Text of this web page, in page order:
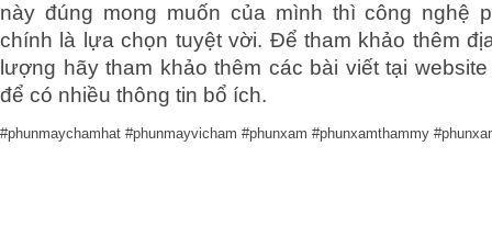
này đúng mong muốn của mình thì công nghệ
chính là lựa chọn tuyệt vời. Để tham khảo thêm
lượng hãy tham khảo thêm các bài viết tại
để có nhiều thông tin bổ ích.
#phunmaychamhat #phunmayvicham #phunxam #phunxamthammy